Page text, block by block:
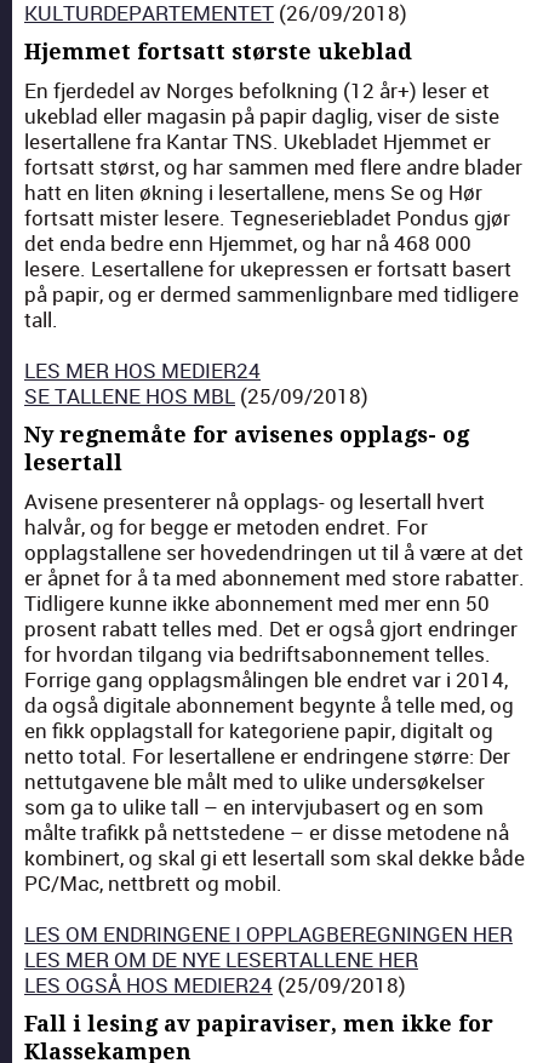
KULTURDEPARTEMENTET (26/09/2018)
Hjemmet fortsatt største ukeblad
En fjerd­edel av Norges befolkn­ing (12 år+) leser et
uke­blad eller mag­a­sin på papir daglig, vis­er de siste
leser­tal­lene fra Kan­tar TNS. Uke­bladet Hjem­met er
fort­satt størst, og har sam­men med flere andre blad­er
hatt en liten økn­ing i leser­tal­lene, mens Se og Hør
fort­satt mis­ter lesere. Teg­ne­seriebladet Pon­dus gjør
det enda bedre enn Hjem­met, og har nå 468 000
lesere. Leser­tal­lene for uke­pressen er fort­satt basert
på papir, og er dermed sam­men­lign­bare med tidligere
tall.
LES MER HOS MEDIER24
SE TALLENE HOS MBL (25/09/2018)
Ny regnemåte for avisenes opplags- og
lesertall
Avisene pre­sen­ter­er nå opplags- og leser­tall hvert
halvår, og for begge er meto­den endret. For
opplagstal­lene ser hov­e­den­drin­gen ut til å være at det
er åpnet for å ta med abon­nement med store rabat­ter.
Tidligere kunne ikke abon­nement med mer enn 50
pros­ent rabatt telles med. Det er også gjort endringer
for hvor­dan til­gang via bedriftsabon­nement telles.
For­rige gang opplagsmålin­gen ble endret var i 2014,
da også dig­i­tale abon­nement beg­y­nte å telle med, og
en fikk opplagstall for kat­e­goriene papir, dig­i­talt og
net­to total. For leser­tal­lene er endrin­gene større: Der
net­tut­gavene ble målt med to ulike under­søkelser
som ga to ulike tall – en inter­vjubasert og en som
målte trafikk på nettst­e­dene – er disse meto­dene nå
kom­bin­ert, og skal gi ett leser­tall som skal dekke både
PC/Mac, net­tbrett og mobil.
LES OM ENDRINGENE I OPPLAGBEREGNINGEN HER
LES MER OM DE NYE LESERTALLENE HER
LES OGSÅ HOS MEDIER24 (25/09/2018)
Fall i lesing av papiraviser, men ikke for
Klassekampen